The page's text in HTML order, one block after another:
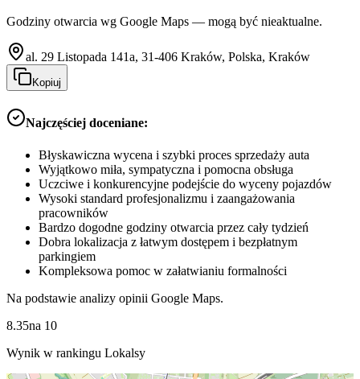
Godziny otwarcia wg Google Maps — mogą być nieaktualne.
al. 29 Listopada 141a, 31-406 Kraków, Polska, Kraków
Kopiuj
Najczęściej doceniane:
Błyskawiczna wycena i szybki proces sprzedaży auta
Wyjątkowo miła, sympatyczna i pomocna obsługa
Uczciwe i konkurencyjne podejście do wyceny pojazdów
Wysoki standard profesjonalizmu i zaangażowania
pracowników
Bardzo dogodne godziny otwarcia przez cały tydzień
Dobra lokalizacja z łatwym dostępem i bezpłatnym
parkingiem
Kompleksowa pomoc w załatwianiu formalności
Na podstawie analizy opinii Google Maps.
8.35na 10
Wynik w rankingu Lokalsy